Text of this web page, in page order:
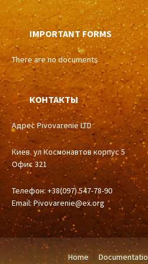
IMPORTANT FORMS
There are no documents
КОНТАКТЫ
Адрес Pivovarenie LTD
Киев. ул Космонавтов корпус 5
Офис 321
Телефон: +38(097) 547-78-90
Email: Pivovarenie@ex.org
Home